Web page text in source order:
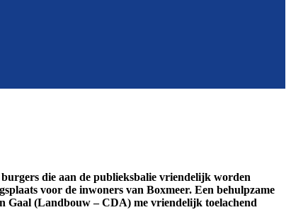
die aan de publieksbalie vriendelijk worden
voor de inwoners van Boxmeer. Een behulpzame
Gaal (Landbouw – CDA) me vriendelijk toelachend